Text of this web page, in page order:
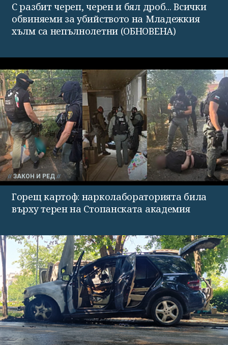
С разбит череп, черен и бял дроб... Всички
обвиняеми за убийството на Младежкия
хълм са непълнолетни (ОБНОВЕНА)
ЗАКОН И РЕД
Горещ картоф: нарколабораторията била
върху терен на Стопанската академия